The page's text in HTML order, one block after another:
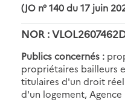
(JO n° 140 du 17 juin
NOR :
Publics concernés :
propriétaires bailleurs
titulaires d'un droit
d'un logement,